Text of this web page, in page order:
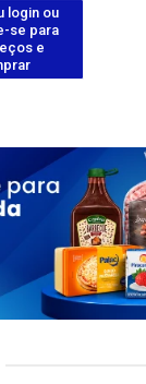
login ou
se para
e